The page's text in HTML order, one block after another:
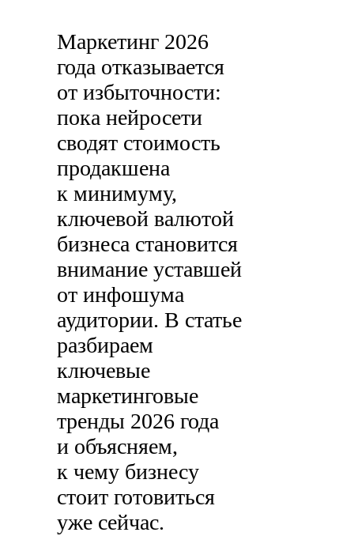
Маркетинг 2026
года отказывается
от избыточности:
пока нейросети
сводят стоимость
продакшена
к минимуму,
ключевой валютой
бизнеса становится
внимание уставшей
от инфошума
аудитории. В статье
разбираем
ключевые
маркетинговые
тренды 2026 года
и объясняем,
к чему бизнесу
стоит готовиться
уже сейчас.